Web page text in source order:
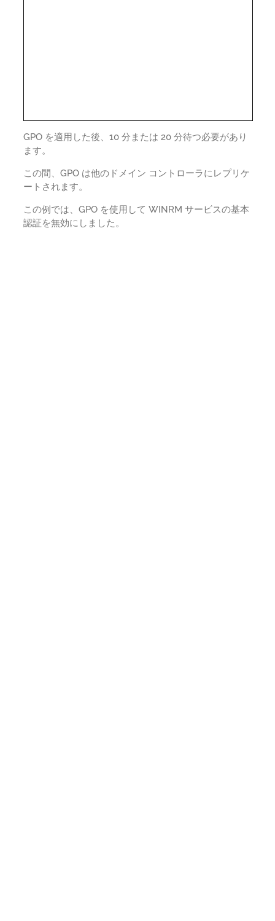
GPO を適用した後、10 分または 20 分待つ必要があり
ます。
この間、GPO は他のドメイン コントローラにレプリケ
ートされます。
この例では、GPO を使用して WINRM サービスの基本
認証を無効にしました。